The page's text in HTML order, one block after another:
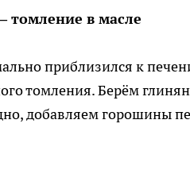
томление в масле
приблизился к
томления. Берём
добавляем горошины